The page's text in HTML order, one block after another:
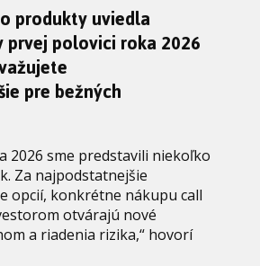
produkty uviedla
prvej polovici roka 2026
pre bežných
2026 sme predstavili niekoľko
Za najpodstatnejšie
opcií, konkrétne nákupu call
otvárajú nové
a riadenia rizika,“ hovorí